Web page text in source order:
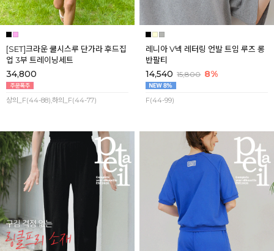
[SET]크라운 쿨시스루 단가라 후드집
업 3부 트레이닝세트
34,800
상의_F(44-88),하의_F(44-77)
레니아 V넥 레터링 언발 트임 루즈 롱
반팔티
14,540 15,800 8%
F(44-99)